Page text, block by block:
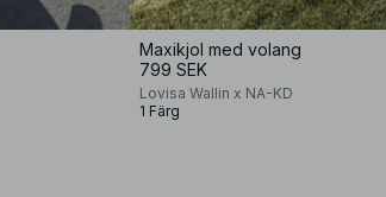
Maxikjol med volang
799 SEK
Lovisa Wallin x NA-KD
1 Färg